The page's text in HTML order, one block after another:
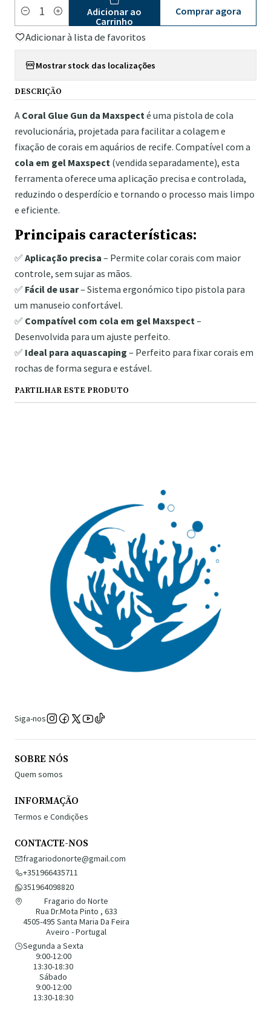
Quantidade
Adicionar ao
Carrinho
Comprar agora
Adicionar à lista de favoritos
Mostrar stock das localizações
DESCRIÇÃO
A Coral Glue Gun da Maxspecté uma pistola de cola
revolucionária, projetada para facilitar a colagem e
fixação de corais em aquários de recife. Compatível com a
cola em gel Maxspect (vendida separadamente), esta
ferramenta oferece uma aplicação precisa e controlada,
reduzindo o desperdício e tornando o processo mais limpo
e eficiente.
Principais características:
✅ Aplicação precisa – Permite colar corais com maior
controle, sem sujar as mãos.
✅ Fácil de usar– Sistema ergonómico tipo pistola para
um manuseio confortável.
✅ Compatível com cola em gel Maxspect–
Desenvolvida para um ajuste perfeito.
✅ Ideal para aquascaping – Perfeito para fixar corais em
rochas de forma segura e estável.
PARTILHAR ESTE PRODUTO
Siga-nos
SOBRE NÓS
Quem somos
INFORMAÇÃO
Termos e Condições
CONTACTE-NOS
fragariodonorte@gmail.com
+351966435711
351964098820
Fragario do Norte
Rua Dr.Mota Pinto , 633
4505-495 Santa Maria Da Feira
Aveiro - Portugal
Segunda a Sexta
9:00-12:00
13:30-18:30
Sábado
9:00-12:00
13:30-18:30